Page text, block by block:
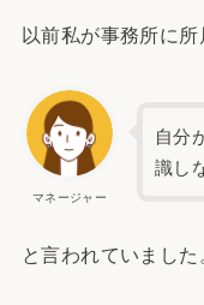
以前私が事務所に所
マネージャー
自分
識し
と言われていました